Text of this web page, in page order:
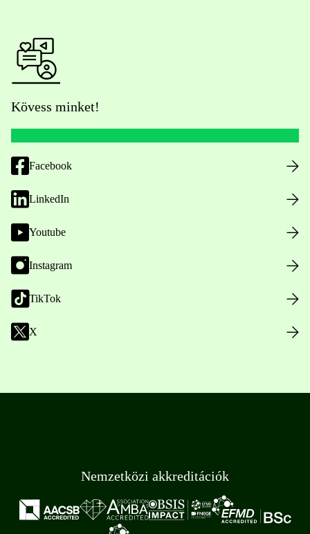
Kövess minket!
Facebook
LinkedIn
Youtube
Instagram
TikTok
X
Nemzetközi akkreditációk